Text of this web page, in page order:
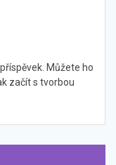
Můžete ho
začít s tvorbou